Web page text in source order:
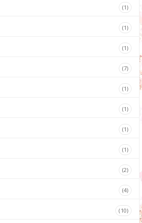
(1)
(1)
(1)
(7)
(1)
(1)
(1)
(1)
(2)
(4)
(10)